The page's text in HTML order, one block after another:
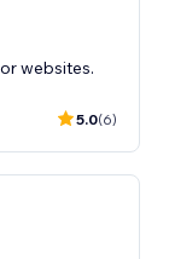
websites.
5.0(6)